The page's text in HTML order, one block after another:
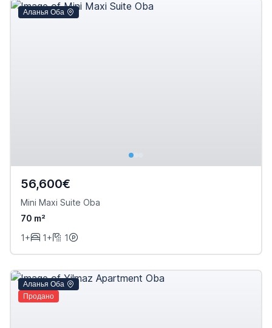
Аланья Оба
56,600€
Mini Maxi Suite Oba
70 m²
1+
1+ 1
Аланья Оба
Продано